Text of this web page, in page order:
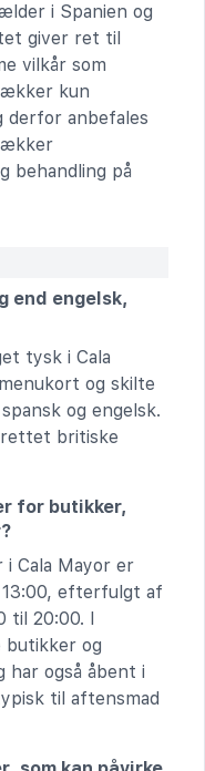
i Spanien og
giver ret til
vilkår som
kun
derfor anbefales
behandling på
end engelsk,
tysk i Cala
og skilte
og engelsk.
britiske
for butikker,
Cala Mayor er
efterfulgt af
20:00. I
butikker og
også åbent i
til aftensmad